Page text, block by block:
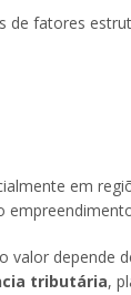
de fatores
em
valor depende
tributária,